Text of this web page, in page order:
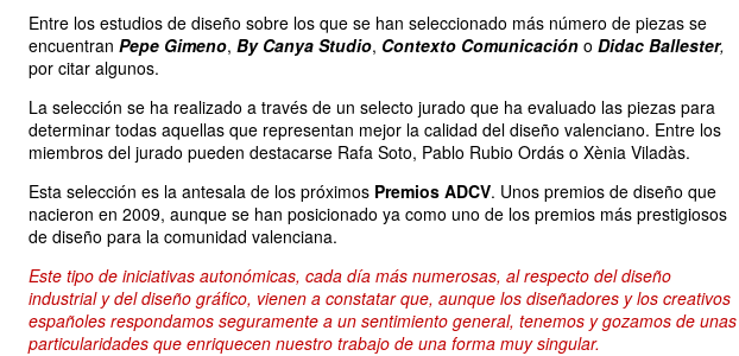
Entre los estudios de diseño sobre los que se han seleccionado más número de piezas se
encuentran Pepe Gimeno, By Canya Studio, Contexto Comunicación o Didac Ballester,
por citar algunos.
La selección se ha realizado a través de un selecto jurado que ha evaluado las piezas para
determinar todas aquellas que representan mejor la calidad del diseño valenciano. Entre los
miembros del jurado pueden destacarse Rafa Soto, Pablo Rubio Ordás o Xènia Viladàs.
Esta selección es la antesala de los próximos Premios ADCV. Unos premios de diseño que
nacieron en 2009, aunque se han posicionado ya como uno de los premios más prestigiosos
de diseño para la comunidad valenciana.
Este tipo de iniciativas autonómicas, cada día más numerosas, al respecto del diseño
industrial y del diseño gráfico, vienen a constatar que, aunque los diseñadores y los creativos
españoles respondamos seguramente a un sentimiento general, tenemos y gozamos de unas
particularidades que enriquecen nuestro trabajo de una forma muy singular.